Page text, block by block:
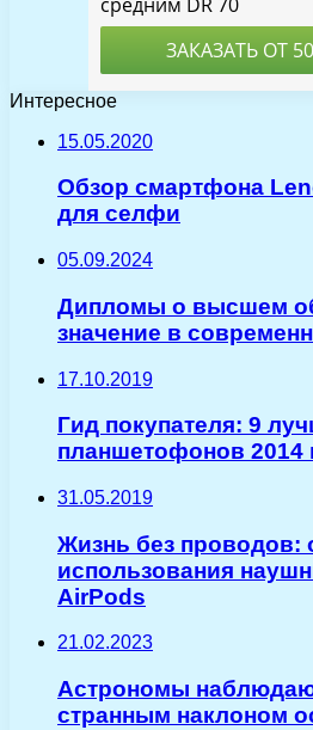
Интересное
15.05.2020
Обзор смартфона
для селфи
05.09.2024
Дипломы о высшем
значение в
17.10.2019
Гид покупателя: 9
планшетофонов 2014
31.05.2019
Жизнь без проводов:
использования
AirPods
21.02.2023
Астрономы
странным наклоном